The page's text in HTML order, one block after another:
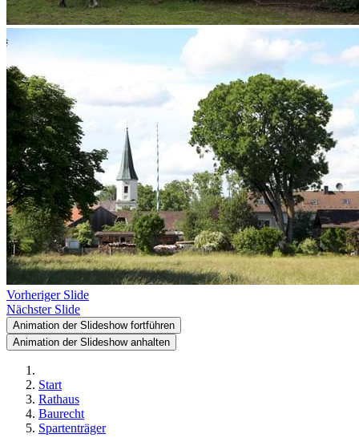
Vorheriger Slide
Nächster Slide
Animation der Slideshow fortführen
Animation der Slideshow anhalten
Start
Rathaus
Baurecht
Spartenträger